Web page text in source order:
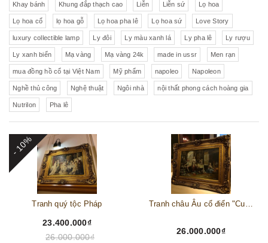
Khay bánh Khung đắp thạch cao Liễn Liễn sứ Lọ hoa
Lọ hoa cổ lọ hoa gỗ Lọ hoa pha lê Lọ hoa sứ Love Story
luxury collectible lamp Ly đôi Ly màu xanh lá Ly pha lê Ly rượu
Ly xanh biển Mạ vàng Mạ vàng 24k made in ussr Men rạn
mua đồng hồ cổ tại Việt Nam Mỹ phẩm napoleo Napoleon
Nghề thủ công Nghệ thuật Ngôi nhà nội thất phong cách hoàng gia
Nutrilon Pha lê
- 10%
Tranh quý tộc Pháp
23.400.000₫
26.000.000₫
Tranh châu Âu cổ điển "Cuộc sống lao động"
26.000.000₫